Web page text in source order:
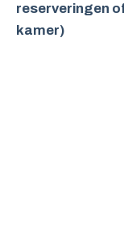
reserveringen
kamer)